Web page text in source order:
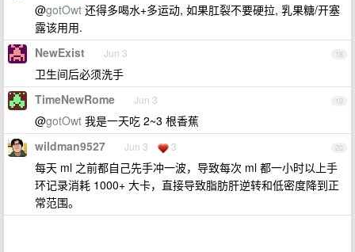
@gotOwt 还得多喝水+多运动, 如果肛裂不要硬拉, 乳果糖/开塞
露该用用.
18
NewExist Jun 3
卫生间后必须洗手
19
TimeNewRome Jun 3
@gotOwt 我是一天吃 2~3 根香蕉
20
wildman9527 Jun 3 3
每天 ml 之前都自己先手冲一波，导致每次 ml 都一小时以上手
环记录消耗 1000+ 大卡，直接导致脂肪肝逆转和低密度降到正
常范围。